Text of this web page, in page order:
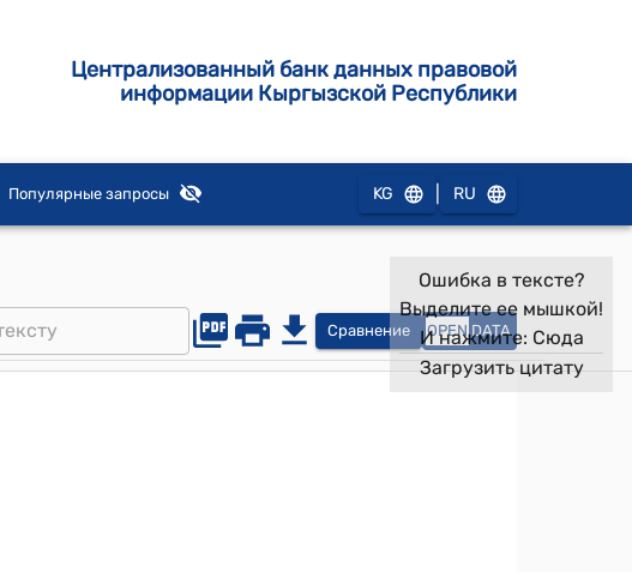
Централизованный банк данных правовой
информации Кыргызской Республики
Популярные запросы KG RU
Сравнение OPEN DATA
Ошибка в тексте?
Выделите ее мышкой!
И нажмите: Сюда
Загрузить цитату